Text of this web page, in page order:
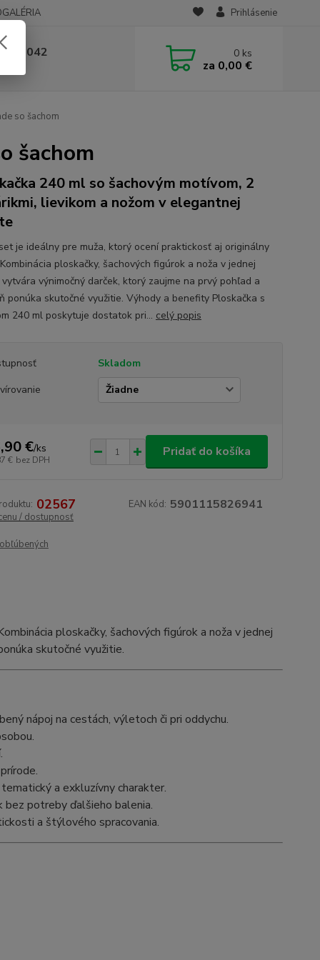
Prihlásenie
236 042 0 ks
za 0,00 €
so šachom
šachom
240 ml so šachovým motívom, 2
lievikom a nožom v elegantnej
je ideálny pre muža, ktorý ocení praktickosť aj originálny
ploskačky, šachových figúrok a noža v jednej
výnimočný darček, ktorý zaujme na prvý pohľad a
ponúka skutočné využitie. Výhody a benefity Ploskačka s
240 ml poskytuje dostatok pri... celý popis
Skladom
€/ks
€ bez DPH
Pridať do košíka
02567 EAN kód: 5901115826941
/ dostupnosť
ploskačky, šachových figúrok a noža v jednej
skutočné využitie.
nápoj na cestách, výletoch či pri oddychu.
a exkluzívny charakter.
potreby ďalšieho balenia.
a štýlového spracovania.